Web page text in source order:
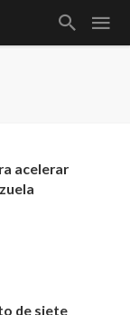
acelerar
de siete